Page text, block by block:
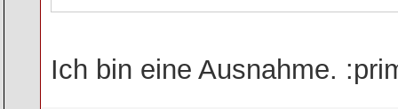
Ich bin eine Ausnahme.